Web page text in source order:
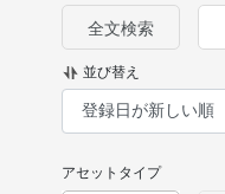
全文検索
並び替え
アセットタイプ